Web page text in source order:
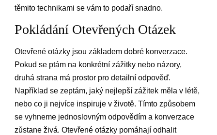
těmito technikami se vám to podaří snadno.
Pokládání Otevřených Otázek
Otevřené otázky jsou základem dobré konverzace.
Pokud se ptám na konkrétní zážitky nebo názory,
druhá strana má prostor pro detailní odpověď.
Například se zeptám, jaký nejlepší zážitek měla v létě,
nebo co ji nejvíce inspiruje v životě. Tímto způsobem
se vyhneme jednoslovným odpovědím a konverzace
zůstane živá. Otevřené otázky pomáhají odhalit